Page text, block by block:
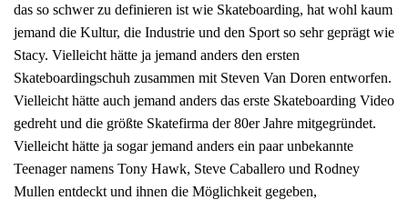
das so schwer zu definieren ist wie Skateboarding, hat wohl kaum
jemand die Kultur, die Industrie und den Sport so sehr geprägt wie
Stacy. Vielleicht hätte ja jemand anders den ersten
Skateboardingschuh zusammen mit Steven Van Doren entworfen.
Vielleicht hätte auch jemand anders das erste Skateboarding Video
gedreht und die größte Skatefirma der 80er Jahre mitgegründet.
Vielleicht hätte ja sogar jemand anders ein paar unbekannte
Teenager namens Tony Hawk, Steve Caballero und Rodney
Mullen entdeckt und ihnen die Möglichkeit gegeben,